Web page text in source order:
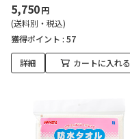
5,750円
(送料別・税込)
獲得ポイント : 57
詳細 カートに入れる